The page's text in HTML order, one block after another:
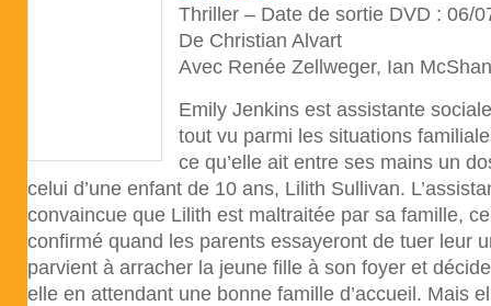
Thriller – Date de sortie DVD : 06/
De Christian Alvart
Avec Renée Zellweger, Ian
Emily Jenkins est assistante
tout vu parmi les situations
ce qu’elle ait entre ses mains un
celui d’une enfant de 10 ans, Lilith Sullivan.
convaincue que Lilith est maltraitée par sa famille,
confirmé quand les parents essayeront de tuer leur
parvient à arracher la jeune fille à son foyer et
elle en attendant une bonne famille d’accueil. Mais